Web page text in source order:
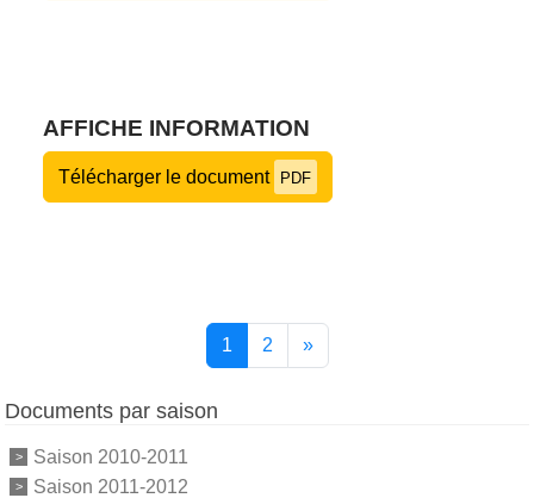
AFFICHE INFORMATION
Télécharger le document PDF
1 2 »
Documents par saison
Saison 2010-2011
Saison 2011-2012